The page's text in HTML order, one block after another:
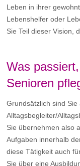
Leben in ihrer
Lebenshelfer oder
Sie Teil dieser Vision,
Was
Senioren
Grundsätzlich sind
Alltagsbegleiter/
Sie übernehmen also
Aufgaben innerhalb
diese Tätigkeit auch
Sie über eine